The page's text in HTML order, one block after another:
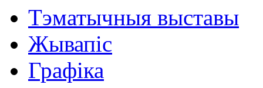
Тэматычныя выставы
Жывапіс
Графіка